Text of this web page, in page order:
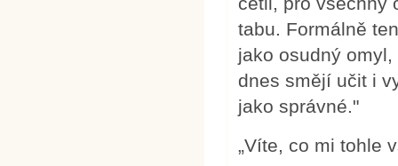
tabu. Formálně
jako osudný
dnes smějí učit i
jako správné."
„Víte, co mi tohle